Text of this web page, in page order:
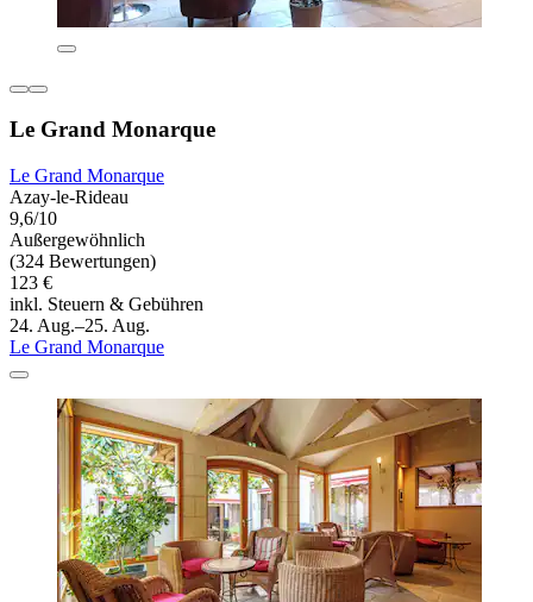
Le Grand Monarque
Le Grand Monarque
Azay-le-Rideau
9,6/10
Außergewöhnlich
(324 Bewertungen)
123 €
inkl. Steuern & Gebühren
24. Aug.–25. Aug.
Le Grand Monarque